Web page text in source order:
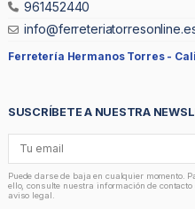
961452440
Ferretería Hermanos Torres -
SUSCRÍBETE A NUESTRA
Puede darse de baja en cualquier momento.
ello, consulte nuestra información de contacto
aviso legal.